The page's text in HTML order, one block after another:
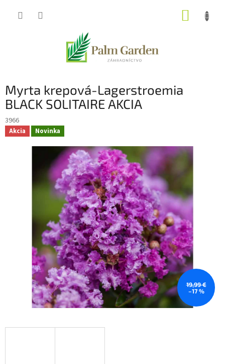
Myrta krepová-Lagerstroemia
BLACK SOLITAIRE AKCIA
3966
Akcia Novinka
19,99 €
–17 %